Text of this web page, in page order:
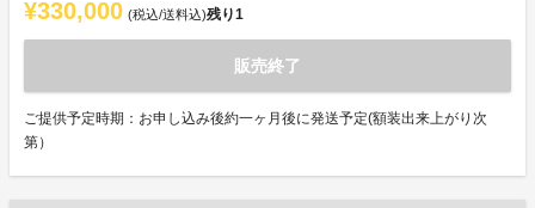
¥330,000 (税込/送料込)残り1
販売終了
ご提供予定時期：お申し込み後約一ヶ月後に発送予定(額装出来上がり次
第）